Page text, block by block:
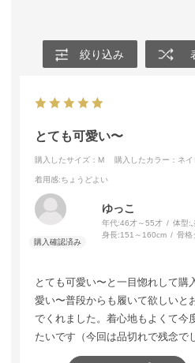
絞り込み
とても可愛い〜
購入したサイズ：M 購入したカラー：ネ
着用感:ちょうどよい
ゆっこ
年代:46才～55才 体型:
身長:151～160cm 骨格
とても可愛い〜と一目惚れして購
愛い〜普段からも履いて欲しいと
でくれました。着心地もよくて今
たいです（今回は品切れで残念で